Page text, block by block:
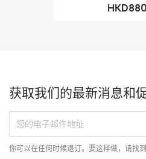
获取我们的最新消息和
你可以在任何时候退订。要这样做，请找